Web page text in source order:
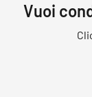
Vuoi